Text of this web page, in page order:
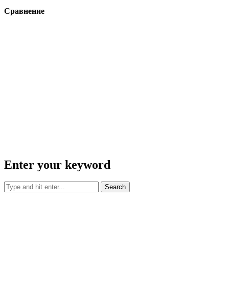
Сравнение
Enter your keyword
Search